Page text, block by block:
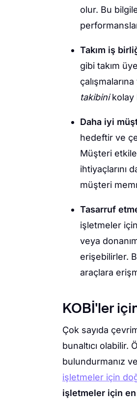
olur. Bu
Takım iş
gibi takım
takibinikolay
Daha iyi
hedeftir ve
Müşteri
ihtiyaçlarını
müşteri
Tasarruf
işletmeler
veya
erişebilirler.
araçlara
KOBİ'ler
Çok sayıda
bunaltıcı olabilir.
bulundurmanız
işletmeler için
işletmeler için